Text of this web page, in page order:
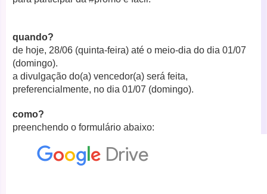
quando?
de hoje, 28/06 (quinta-feira) até o meio-dia do dia 01/07
(domingo).
a divulgação do(a) vencedor(a) será feita,
preferencialmente, no dia 01/07 (domingo).
como?
preenchendo o formulário abaixo: